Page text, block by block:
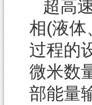
超高
相(液体
过程的
微米数
部能量